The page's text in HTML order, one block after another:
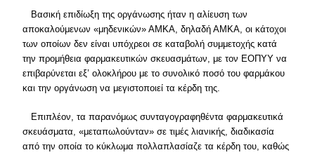
Βασική επιδίωξη της οργάνωσης ήταν η αλίευση των
αποκαλούμενων «μηδενικών» ΑΜΚΑ, δηλαδή ΑΜΚΑ, οι κάτοχοι
των οποίων δεν είναι υπόχρεοι σε καταβολή συμμετοχής κατά
την προμήθεια φαρμακευτικών σκευασμάτων, με τον ΕΟΠΥΥ να
επιβαρύνεται εξ’ ολοκλήρου με το συνολικό ποσό του φαρμάκου
και την οργάνωση να μεγιστοποιεί τα κέρδη της.
Επιπλέον, τα παρανόμως συνταγογραφηθέντα φαρμακευτικά
σκευάσματα, «μεταπωλούνταν» σε τιμές λιανικής, διαδικασία
από την οποία το κύκλωμα πολλαπλασίαζε τα κέρδη του, καθώς